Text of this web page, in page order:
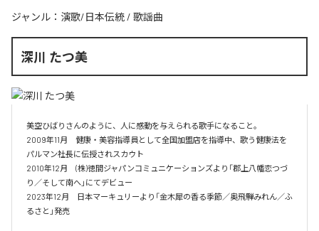
ジャンル： 演歌/日本伝統 / 歌謡曲
深川 たつ美
美空ひばりさんのように、人に感動を与えられる歌手になること。
2009年11月　健康・美容指導員として全国加盟店を指導中、歌う健康法を
パルマン社長に伝授されスカウト
2010年12月　(株)徳間ジャパンコミュニケーションズより「郡上八幡恋つづ
り／そして南へ」にてデビュー
2023年12月　日本マーキュリーより「金木犀の香る季節／奥飛騨みれん／ふ
るさと」発売